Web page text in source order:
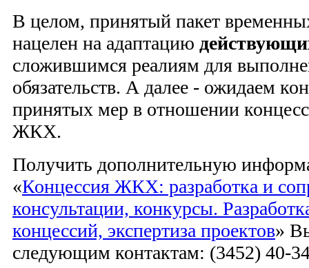
В целом, принятый пакет
нацелен на адаптацию
сложившимся реалиям для
обязательств. А далее - ожидаем
принятых мер в отношении
ЖКХ.
Получить дополнительную
«Концессия ЖКХ: разработка и
консультации, конкурсы.
концессий, экспертиза проектов»
следующим контактам: (3452) 40-